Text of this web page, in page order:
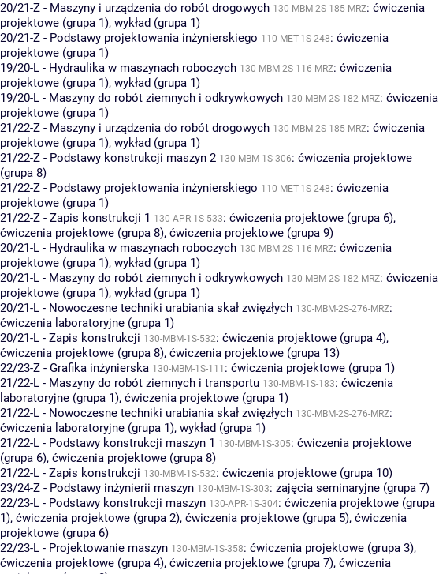
20/21-Z - Maszyny i urządzenia do robót drogowych 130-MBM-2S-185-MRZ: ćwiczenia
projektowe (grupa 1), wykład (grupa 1)
20/21-Z - Podstawy projektowania inżynierskiego 110-MET-1S-248: ćwiczenia
projektowe (grupa 1)
19/20-L - Hydraulika w maszynach roboczych 130-MBM-2S-116-MRZ: ćwiczenia
projektowe (grupa 1), wykład (grupa 1)
19/20-L - Maszyny do robót ziemnych i odkrywkowych 130-MBM-2S-182-MRZ: ćwiczenia
projektowe (grupa 1)
21/22-Z - Maszyny i urządzenia do robót drogowych 130-MBM-2S-185-MRZ: ćwiczenia
projektowe (grupa 1), wykład (grupa 1)
21/22-Z - Podstawy konstrukcji maszyn 2 130-MBM-1S-306: ćwiczenia projektowe
(grupa 8)
21/22-Z - Podstawy projektowania inżynierskiego 110-MET-1S-248: ćwiczenia
projektowe (grupa 1)
21/22-Z - Zapis konstrukcji 1 130-APR-1S-533: ćwiczenia projektowe (grupa 6),
ćwiczenia projektowe (grupa 8), ćwiczenia projektowe (grupa 9)
20/21-L - Hydraulika w maszynach roboczych 130-MBM-2S-116-MRZ: ćwiczenia
projektowe (grupa 1), wykład (grupa 1)
20/21-L - Maszyny do robót ziemnych i odkrywkowych 130-MBM-2S-182-MRZ: ćwiczenia
projektowe (grupa 1), wykład (grupa 1)
20/21-L - Nowoczesne techniki urabiania skał zwięzłych 130-MBM-2S-276-MRZ:
ćwiczenia laboratoryjne (grupa 1)
20/21-L - Zapis konstrukcji 130-MBM-1S-532: ćwiczenia projektowe (grupa 4),
ćwiczenia projektowe (grupa 8), ćwiczenia projektowe (grupa 13)
22/23-Z - Grafika inżynierska 130-MBM-1S-111 : ćwiczenia projektowe (grupa 1)
21/22-L - Maszyny do robót ziemnych i transportu 130-MBM-1S-183: ćwiczenia
laboratoryjne (grupa 1), ćwiczenia projektowe (grupa 1)
21/22-L - Nowoczesne techniki urabiania skał zwięzłych 130-MBM-2S-276-MRZ:
ćwiczenia laboratoryjne (grupa 1), wykład (grupa 1)
21/22-L - Podstawy konstrukcji maszyn 1 130-MBM-1S-305: ćwiczenia projektowe
(grupa 6), ćwiczenia projektowe (grupa 8)
21/22-L - Zapis konstrukcji 130-MBM-1S-532: ćwiczenia projektowe (grupa 10)
23/24-Z - Podstawy inżynierii maszyn 130-MBM-1S-303: zajęcia seminaryjne (grupa 7)
22/23-L - Podstawy konstrukcji maszyn 130-APR-1S-304: ćwiczenia projektowe (grupa
1), ćwiczenia projektowe (grupa 2), ćwiczenia projektowe (grupa 5), ćwiczenia
projektowe (grupa 6)
22/23-L - Projektowanie maszyn 130-MBM-1S-358: ćwiczenia projektowe (grupa 3),
ćwiczenia projektowe (grupa 4), ćwiczenia projektowe (grupa 7), ćwiczenia